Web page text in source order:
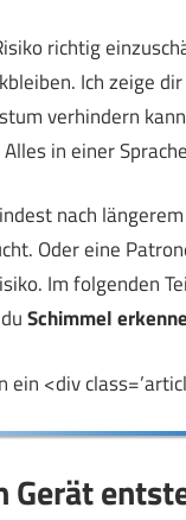
richtig
Ich zeige
verhindern
in einer
nach
Oder eine
Im folgenden
Schimmel
ein <div
Gerät